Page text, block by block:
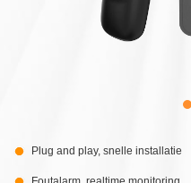
Plug and play, snelle installatie